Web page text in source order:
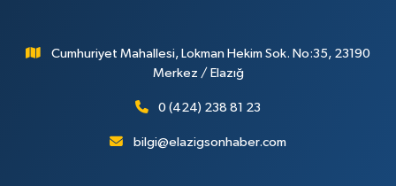
Cumhuriyet Mahallesi, Lokman Hekim Sok. No:35, 23190
Merkez / Elazığ
0 (424) 238 81 23
bilgi@elazigsonhaber.com